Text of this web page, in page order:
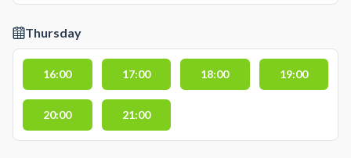
Thursday
16:00 17:00 18:00 19:00
20:00 21:00